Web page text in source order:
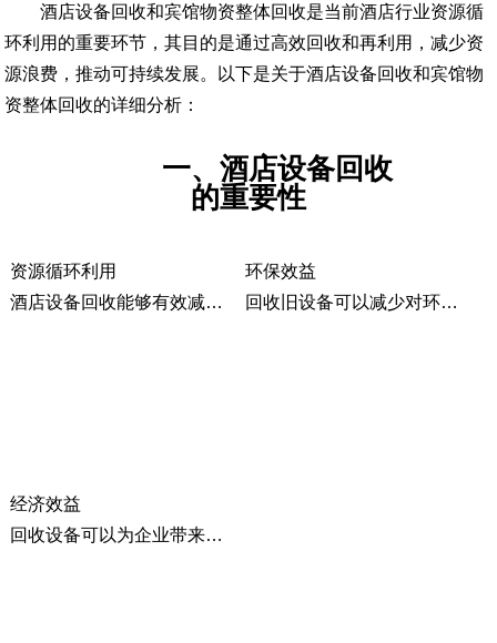
酒店设备回收和宾馆物资整体回收是当前酒店行业资源循
环利用的重要环节，其目的是通过高效回收和再利用，减少资
源浪费，推动可持续发展。以下是关于酒店设备回收和宾馆物
资整体回收的详细分析：
一、酒店设备回收
的重要性
资源循环利用
酒店设备回收能够有效减少资源浪费，提高资源利用率。例如，深圳市大众再生资源回收有限公司强调，通过整合资源和循环利用，可以实现可持续发展。
环保效益
回收旧设备可以减少对环境的污染。例如，酒店通过垃圾分类和回收，如将客房的废旧毛毯染色后用于公共区域抹布，或把报废床单改造成内枕袋等，既节约了成本又减少了垃圾的产生。
经济效益
回收设备可以为企业带来经济收益。例如，北京鸿發物资商贸公司和杰辉物资回收公司提供高价上门回收服务，包括空调、冰箱、厨具等设备，为酒店节省了大量资金。